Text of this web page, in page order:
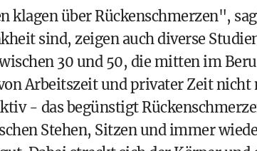
klagen über Rückenschmerzen",
sind, zeigen auch diverse
30 und 50, die mitten im
Arbeitszeit und privater Zeit nicht
- das begünstigt
Stehen, Sitzen und immer